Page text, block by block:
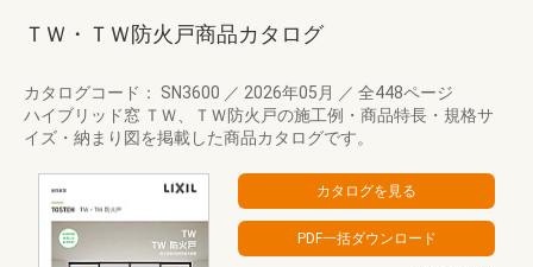
ＴＷ・ＴＷ防火戸商品カタログ
カタログコード： SN3600 ／ 2026年05月 ／ 全448ページ
ハイブリッド窓 ＴＷ、ＴＷ防火戸の施工例・商品特長・規格サ
イズ・納まり図を掲載した商品カタログです。